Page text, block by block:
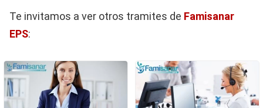
Te invitamos a ver otros tramites de Famisanar
EPS: